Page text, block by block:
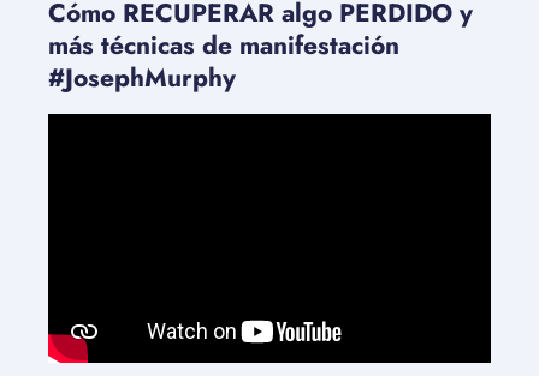
Cómo RECUPERAR algo PERDIDO y
más técnicas de manifestación
#JosephMurphy